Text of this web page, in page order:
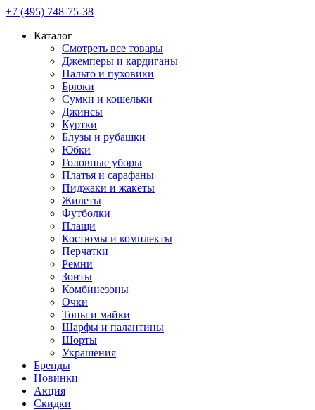
+7 (495) 748-75-38
Каталог
Смотреть все товары
Джемперы и кардиганы
Пальто и пуховики
Брюки
Сумки и кошельки
Джинсы
Куртки
Блузы и рубашки
Юбки
Головные уборы
Платья и сарафаны
Пиджаки и жакеты
Жилеты
Футболки
Плащи
Костюмы и комплекты
Перчатки
Ремни
Зонты
Комбинезоны
Очки
Топы и майки
Шарфы и палантины
Шорты
Украшения
Бренды
Новинки
Акция
Скидки